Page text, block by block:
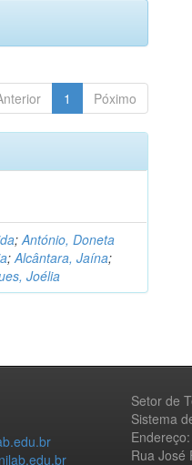
1 Póximo
;António, Doneta
;Alcântara, Jaína;
Joélia
Setor de
Sistema
Rua José